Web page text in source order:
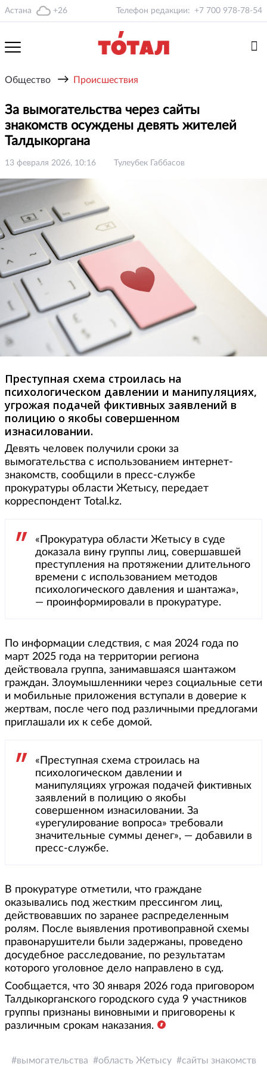
Астана +26 Телефон редакции: +7 700 978-78-54
Общество → Происшествия
За вымогательства через сайты
знакомств осуждены девять жителей
Талдыкоргана
13 февраля 2026, 10:16 Тулеубек Габбасов
Преступная схема строилась на
психологическом давлении и манипуляциях,
угрожая подачей фиктивных заявлений в
полицию о якобы совершенном
изнасиловании.
Девять человек получили сроки за
вымогательства с использованием интернет-
знакомств, сообщили в пресс-службе
прокуратуры области Жетысу, передает
корреспондент Total.kz.
«Прокуратура области Жетысу в суде
доказала вину группы лиц, совершавшей
преступления на протяжении длительного
времени с использованием методов
психологического давления и шантажа»,
— проинформировали в прокуратуре.
По информации следствия, с мая 2024 года по
март 2025 года на территории региона
действовала группа, занимавшаяся шантажом
граждан. Злоумышленники через социальные сети
и мобильные приложения вступали в доверие к
жертвам, после чего под различными предлогами
приглашали их к себе домой.
«Преступная схема строилась на
психологическом давлении и
манипуляциях угрожая подачей фиктивных
заявлений в полицию о якобы
совершенном изнасиловании. За
«урегулирование вопроса» требовали
значительные суммы денег», — добавили в
пресс-службе.
В прокуратуре отметили, что граждане
оказывались под жестким прессингом лиц,
действовавших по заранее распределенным
ролям. После выявления противоправной схемы
правонарушители были задержаны, проведено
досудебное расследование, по результатам
которого уголовное дело направлено в суд.
Сообщается, что 30 января 2026 года приговором
Талдыкорганского городского суда 9 участников
группы признаны виновными и приговорены к
различным срокам наказания.
вымогательства область Жетысу сайты знакомств